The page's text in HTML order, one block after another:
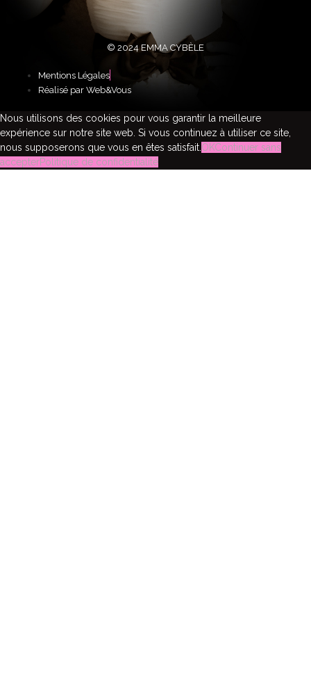
© 2024 EMMA CYBÈLE
Mentions Légales
Réalisé par Web&Vous
Nous utilisons des cookies pour vous garantir la meilleure
expérience sur notre site web. Si vous continuez à utiliser ce site,
nous supposerons que vous en êtes satisfait.OKContinuer sans
accepterPolitique de confidentialité